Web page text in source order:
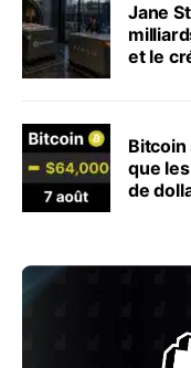
Jane
et le
que
de